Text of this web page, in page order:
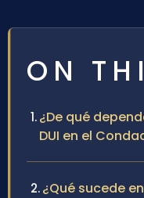
ON
¿De qué
DUI en el
¿Qué sucede